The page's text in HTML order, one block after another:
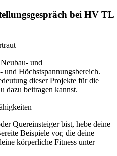
bei HV TL
und
Höchstspannungsbereich.
dieser Projekte für die
dazu beitragen kannst.
Quereinsteiger bist, hebe deine
Beispiele vor, die deine
körperliche Fitness unter